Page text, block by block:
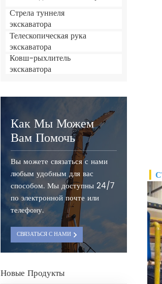
Стрела туннеля
экскаватора
Телескопическая рука
экскаватора
Ковш-рыхлитель
экскаватора
Как Мы Можем
Вам Помочь
Вы можете связаться с нами
любым удобным для вас
способом. Мы доступны 24/7
по электронной почте или
телефону.
СВЯЗАТЬСЯ С НАМИ
Новые Продукты